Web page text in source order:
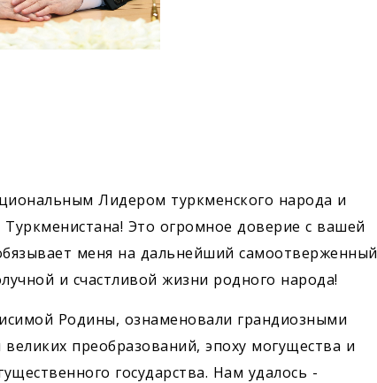
Лидером туркменского народа и
Это огромное доверие с вашей
меня на дальнейший самоотверженный
и счастливой жизни родного народа!
Родины, ознаменовали грандиозными
преобразований, эпоху могущества и
государства. Нам удалось